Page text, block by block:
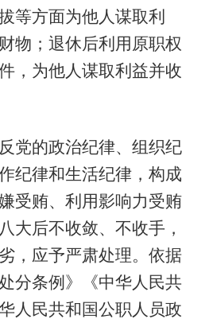
等方面为他人谋取利
物；退休后利用原职权
，为他人谋取利益并收
的政治纪律、组织纪
纪律和生活纪律，构成
受贿、利用影响力受贿
大后不收敛、不收手，
，应予严肃处理。依据
分条例》《中华人民共
人民共和国公职人员政